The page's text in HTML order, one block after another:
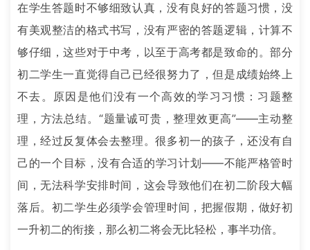
在学生答题时不够细致认真，没有良好的答题习惯，没
有美观整洁的格式书写，没有严密的答题逻辑，计算不
够仔细，这些对于中考，以至于高考都是致命的。部分
初二学生一直觉得自己已经很努力了，但是成绩始终上
不去。原因是他们没有一个高效的学习习惯：习题整
理，方法总结。“题量诚可贵，整理效更高”——主动整
理，经过反复体会去整理。很多初一的孩子，还没有自
己的一个目标，没有合适的学习计划——不能严格管时
间，无法科学安排时间，这会导致他们在初二阶段大幅
落后。初二学生必须学会管理时间，把握假期，做好初
一升初二的衔接，那么初二将会无比轻松，事半功倍。